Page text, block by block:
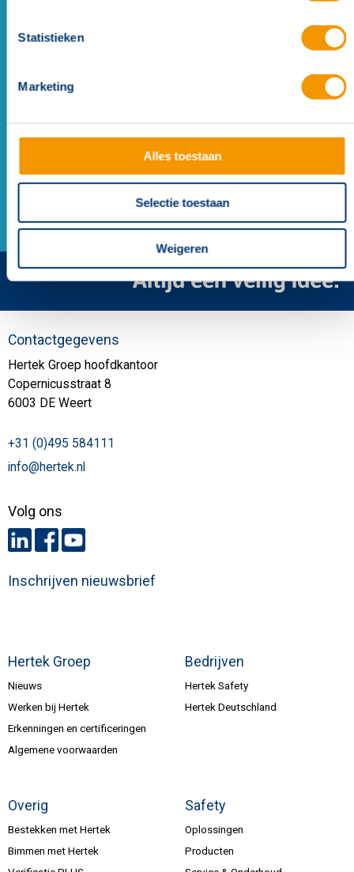
Statistieken
Marketing
Alles toestaan
Selectie toestaan
Weigeren
Signlite+ DEC picto wit
Hertek Groep
Nieuws
Werken bij Hertek
Erkenningen en certificeringen
Algemene voorwaarden
Bedrijven
Hertek Safety
Hertek Deutschland
Overig
Bestekken met Hertek
Bimmen met Hertek
Safety
Oplossingen
Producten
Contactgegevens
Hertek Groep hoofdkantoor
Copernicusstraat 8
6003 DE Weert
+31 (0)495 584111
info@hertek.nl
Volg ons
Inschrijven nieuwsbrief